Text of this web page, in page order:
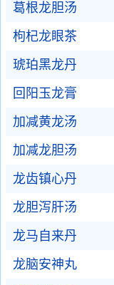
葛根龙胆汤
枸杞龙眼茶
琥珀黑龙丹
回阳玉龙膏
加减黄龙汤
加减龙胆汤
龙齿镇心丹
龙胆泻肝汤
龙马自来丹
龙脑安神丸